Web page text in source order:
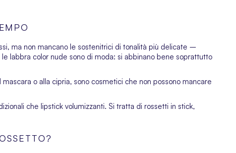
ma non mancano le sostenitrici di tonalità più delicate –
labbra color nude sono di moda: si abbinano bene soprattutto
mascara o alla cipria, sono cosmetici che non possono mancare
che lipstick volumizzanti. Si tratta di rossetti in stick,